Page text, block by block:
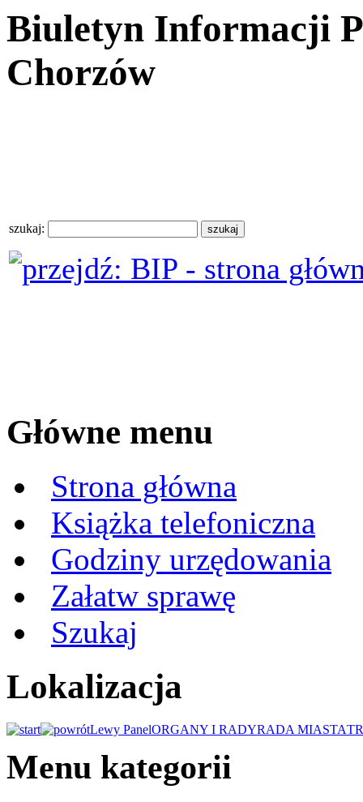
Biuletyn Informacji
Chorzów
szukaj:
Główne menu
Strona główna
Książka telefoniczna
Godziny urzędowania
Załatw sprawę
Szukaj
Lokalizacja
Lewy PanelORGANY I RADYRADA MIASTA
Menu kategorii